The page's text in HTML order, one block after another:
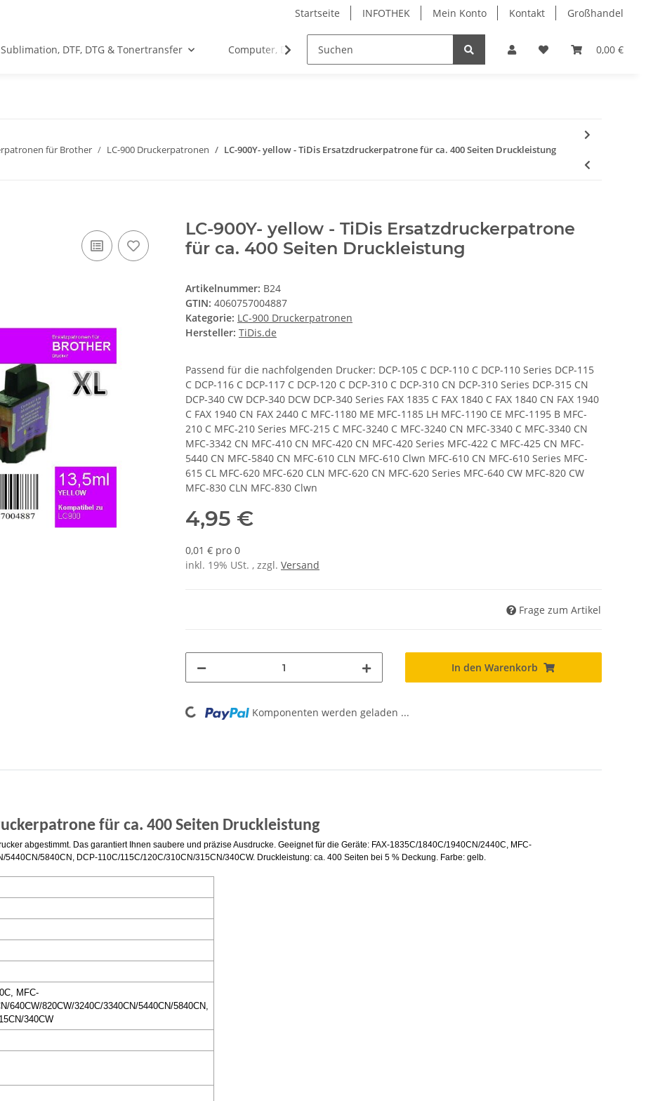
Startseite INFOTHEK Mein Konto Kontakt Großhandel
0,00 €
Sublimation, DTF, DTG & Tonertransfer Computer, Drucker & Bürobedarf PVC Kartendrucker & Zubehör TiDis
für Brother LC-900 Druckerpatronen LC-900Y- yellow - TiDis Ersatzdruckerpatrone für ca. 400 Seiten Druckleistung
LC-900Y- yellow - TiDis Ersatzdruckerpatrone
für ca. 400 Seiten Druckleistung
Artikelnummer: B24
GTIN: 4060757004887
Kategorie: LC-900 Druckerpatronen
Hersteller: TiDis.de
Passend für die nachfolgenden Drucker: DCP-105 C DCP-110 C DCP-110 Series DCP-115
C DCP-116 C DCP-117 C DCP-120 C DCP-310 C DCP-310 CN DCP-310 Series DCP-315 CN
DCP-340 CW DCP-340 DCW DCP-340 Series FAX 1835 C FAX 1840 C FAX 1840 CN FAX 1940
C FAX 1940 CN FAX 2440 C MFC-1180 ME MFC-1185 LH MFC-1190 CE MFC-1195 B MFC-
210 C MFC-210 Series MFC-215 C MFC-3240 C MFC-3240 CN MFC-3340 C MFC-3340 CN
MFC-3342 CN MFC-410 CN MFC-420 CN MFC-420 Series MFC-422 C MFC-425 CN MFC-
5440 CN MFC-5840 CN MFC-610 CLN MFC-610 Clwn MFC-610 CN MFC-610 Series MFC-
615 CL MFC-620 MFC-620 CLN MFC-620 CN MFC-620 Series MFC-640 CW MFC-820 CW
MFC-830 CLN MFC-830 Clwn
4,95 €
0,01 € pro 0
inkl. 19% USt. , zzgl. Versand
Frage zum Artikel
In den Warenkorb
Loading... Komponenten werden geladen ...
für ca. 400 Seiten Druckleistung
abgestimmt. Das garantiert Ihnen saubere und präzise Ausdrucke. Geeignet für die Geräte: FAX-1835C/1840C/1940CN/2440C, MFC-
5840CN, DCP-110C/115C/120C/310CN/315CN/340CW. Druckleistung: ca. 400 Seiten bei 5 % Deckung. Farbe: gelb.
MFC-
640CW/820CW/3240C/3340CN/5440CN/5840CN,
340CW